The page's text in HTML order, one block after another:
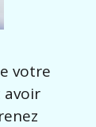
votre
avoir